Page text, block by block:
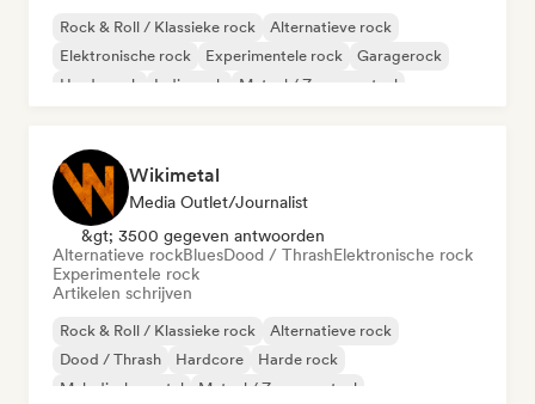
Rock & Roll / Klassieke rock
Alternatieve rock
Elektronische rock
Experimentele rock
Garagerock
Harde rock
Indie rock Metaal / Zwaar metaal
Wikimetal
Media Outlet/Journalist
&gt; 3500 gegeven antwoorden
Alternatieve rockBluesDood / ThrashElektronische rock
Experimentele rock
Artikelen schrijven
Rock & Roll / Klassieke rock
Alternatieve rock
Dood / Thrash
Hardcore
Harde rock
Melodische metal
Metaal / Zwaar metaal